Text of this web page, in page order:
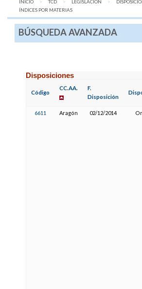
INICIO TCD LEGISLACIÓN
AQUÍ:
ÍNDICES POR MATERIAS
BÚSQUEDA AVANZADA
Disposiciones
Código
CC.AA.
F.
Disposición
6611 Aragón 02/12/2014